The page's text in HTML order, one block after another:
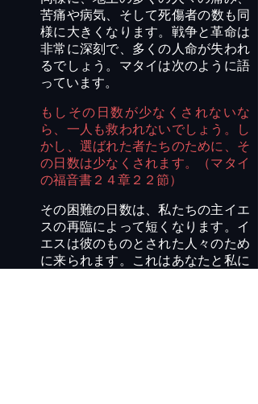
苦痛や病気、そして死傷者の数 も同
様に大きくなります。戦争と革命は
非常に深刻で、多くの人命が失われ
るでしょう。マタイは次のように語
っています。
もしその日数が少なくされないな
ら、一人も救われないでしょう。し
かし、選ばれた者たちのために、そ
の日数は少なくされます。（マタイ
の福音書２４章２２節）
その困難の日数は、私たちの主イエ
スの再臨によって短くなります。イ
エスは彼のものとされた 人々のため
に来られます。これはあなたと私に